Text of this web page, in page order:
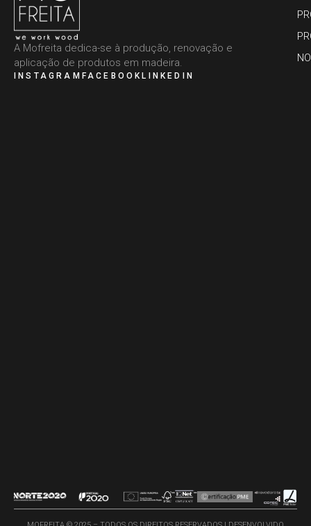
A Mofreita dedica-se à produção, renovação e
aplicação de produtos em madeira.
INSTAGRAM FACEBOOK LINKEDIN